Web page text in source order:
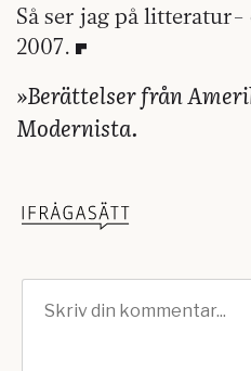
Så ser jag på
2007.
»Berättelser från
Modernista.